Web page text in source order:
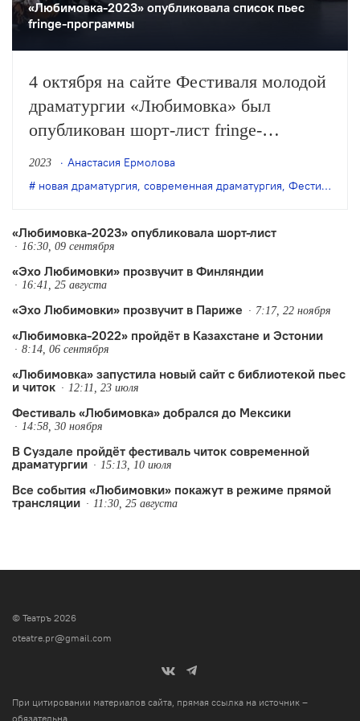
«Любимовка-2023» опубликовала список пьес
fringe-программы
4 октября на сайте Фестиваля молодой
драматургии «Любимовка» был
опубликован шорт-лист fringe-
программы. В него вошли 14 пьес и
один «бонус».
2023
Анастасия Ермолова
новая драматургия современная драматургия Фестиваль "Любимовка"
«Любимовка-2023» опубликовала шорт-лист
16:30, 09 сентября
«Эхо Любимовки» прозвучит в Финляндии
16:41, 25 августа
«Эхо Любимовки» прозвучит в Париже 7:17, 22 ноября
«Любимовка-2022» пройдёт в Казахстане и Эстонии
8:14, 06 сентября
«Любимовка» запустила новый сайт с библиотекой пьес
и читок
12:11, 23 июля
Фестиваль «Любимовка» добрался до Мексики
14:58, 30 ноября
В Суздале пройдёт фестиваль читок современной
драматургии
15:13, 10 июля
Все события «Любимовки» покажут в режиме прямой
трансляции
11:30, 25 августа
© Театръ 2026
oteatre.pr@gmail.com
При цитировании материалов сайта, прямая ссылка на источник –
обязательна